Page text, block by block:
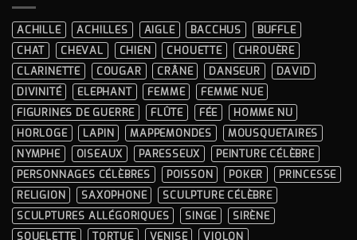
?
GUIDE
COMPLET
ET
CONSEILS
PRATIQUES
ACHILLE ACHILLES AIGLE BACCHUS
BUFFLE
CHAT
CHEVAL CHIEN CHOUETTE
CHROUÈRE
CLARINETTE
COUGAR CRÂNE DANSEUR
DAVID
DIVINITÉ
ELEPHANT FEMME
FEMME NUE
FIGURINES DE GUERRE
FLÛTE FÉE
HOMME NU
HORLOGE
LAPIN MAPPEMONDES
MOUSQUETAIRES
NYMPHE
OISEAUX PARESSEUX
PEINTURE CÉLÈBRE
PERSONNAGES CÉLÈBRES
POISSON POKER
PRINCESSE
RELIGION
SAXOPHONE
SCULPTURE CÉLÈBRE
SCULPTURES ALLÉGORIQUES
SINGE
SIRÈNE
SQUELETTE
TORTUE VENISE VIOLON